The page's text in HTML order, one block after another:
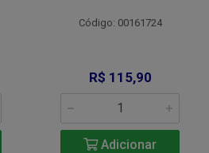
Código: 00161724
R$ 115,90
Adicionar